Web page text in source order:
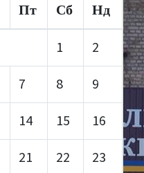
Пт Сб Нд
1 2
7 8 9
14 15 16
21 22 23